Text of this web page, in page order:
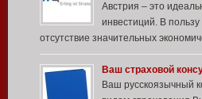
Австрия – это
инвестиций. В пользу
отсутствие значительных
Ваш страховой
Ваш русскоязычный